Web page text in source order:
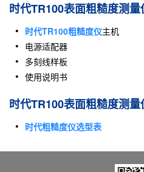
时代TR100表面粗糙度测
时代TR100粗糙度仪主机
电源适配器
多刻线样板
使用说明书
时代TR100表面粗糙度测
时代粗糙度仪选型表